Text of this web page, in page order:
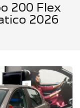
200 Flex
2026